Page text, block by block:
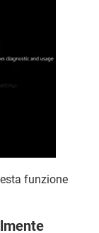
funzione